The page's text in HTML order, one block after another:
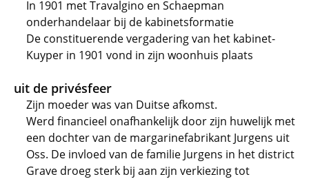
In 1901 met Travalgino en Schaepman
onderhandelaar bij de kabinetsformatie
De constituerende vergadering van het kabinet-
Kuyper in 1901 vond in zijn woonhuis plaats
uit de privésfeer
Zijn moeder was van Duitse afkomst.
Werd financieel onafhankelijk door zijn huwelijk met
een dochter van de margarinefabrikant Jurgens uit
Oss. De invloed van de familie Jurgens in het district
Grave droeg sterk bij aan zijn verkiezing tot